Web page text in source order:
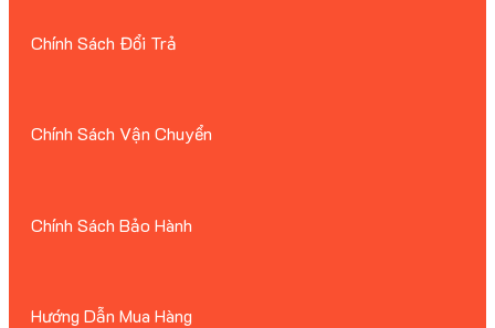
Chính Sách Đổi Trả
Chính Sách Vận Chuyển
Chính Sách Bảo Hành
Hướng Dẫn Mua Hàng